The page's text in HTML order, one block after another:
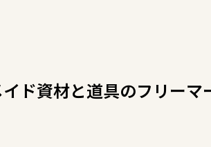
イド資材と道具のフリー